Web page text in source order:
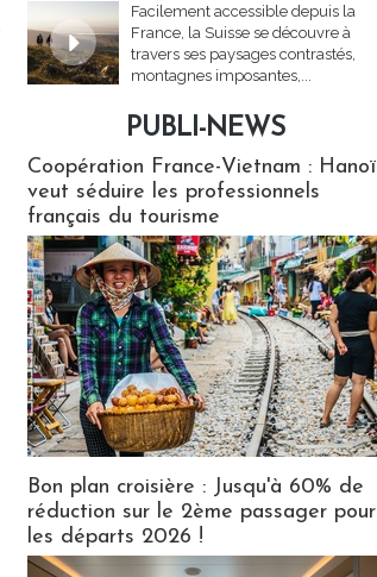
Facilement accessible depuis la
France, la Suisse se découvre à
travers ses paysages contrastés,
montagnes imposantes,...
PUBLI-NEWS
Coopération France-Vietnam : Hanoï
veut séduire les professionnels
français du tourisme
Bon plan croisière : Jusqu'à 60% de
réduction sur le 2ème passager pour
les départs 2026 !